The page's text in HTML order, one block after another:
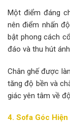
Một điểm đáng
nên điểm nhấn
bật phong cách
đáo và thu hút
Chân ghế được
tăng độ bền và
giác yên tâm về
4. Sofa Góc